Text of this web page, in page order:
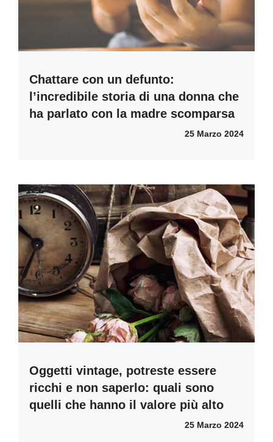
Chattare con un defunto:
l’incredibile storia di una donna che
ha parlato con la madre scomparsa
25 Marzo 2024
Oggetti vintage, potreste essere
ricchi e non saperlo: quali sono
quelli che hanno il valore più alto
25 Marzo 2024